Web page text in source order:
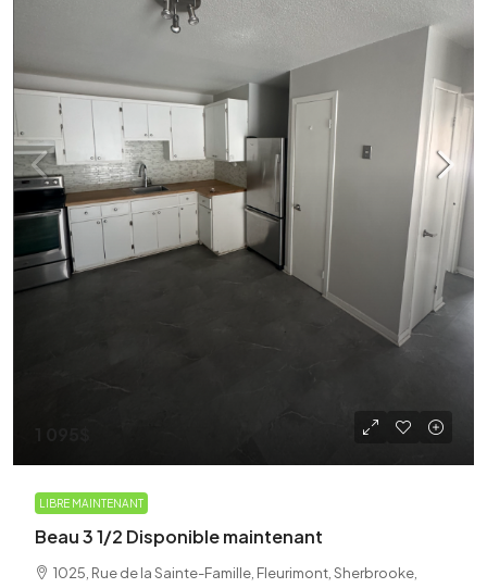
LIBRE MAINTENANT
Beau 3 1/2 Disponible maintenant
1025, Rue de la Sainte-Famille, Fleurimont, Sherbrooke,